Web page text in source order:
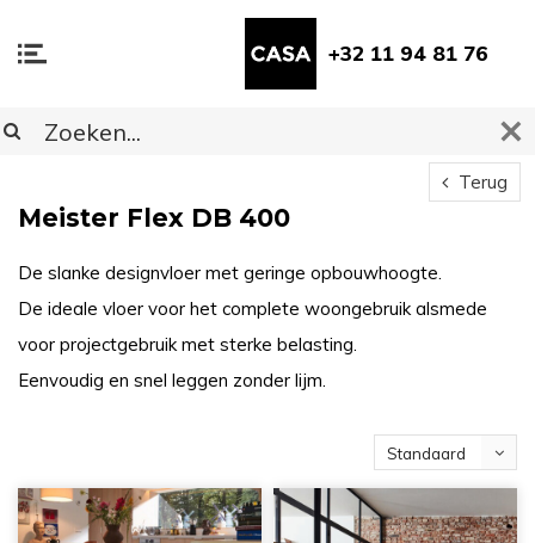
+32 11 94 81 76
Terug
Meister Flex DB 400
De slanke designvloer met geringe opbouwhoogte.
De ideale vloer voor het complete woongebruik alsmede
voor projectgebruik met sterke belasting.
Eenvoudig en snel leggen zonder lijm.
Standaard